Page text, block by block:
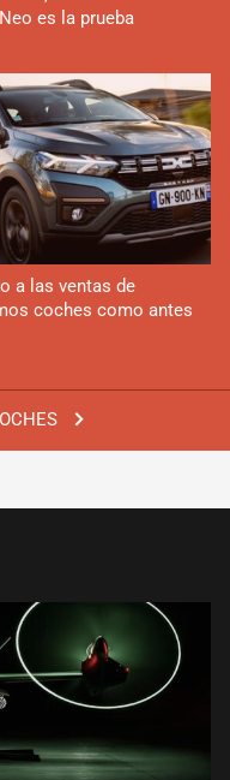
es la prueba
a las ventas de
coches como antes